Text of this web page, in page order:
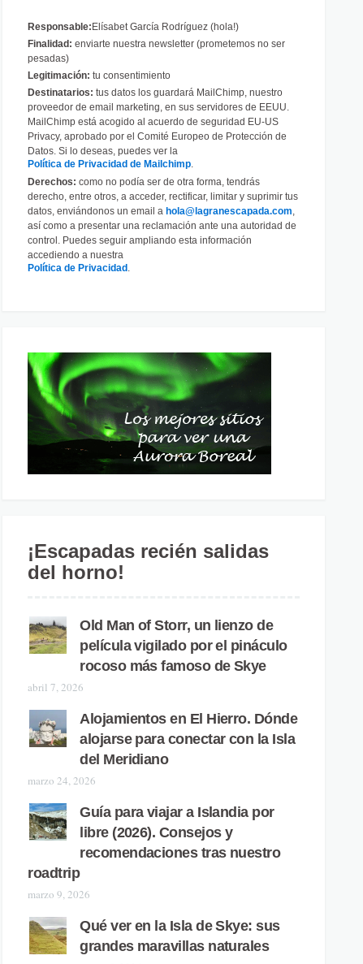
Responsable: Elísabet García Rodríguez (hola!)
Finalidad:enviarte nuestra newsletter (prometemos no ser
pesadas)
Legitimación:tu consentimiento
Destinatarios:tus datos los guardará MailChimp, nuestro
proveedor de email marketing, en sus servidores de EEUU.
MailChimp está acogido al acuerdo de seguridad EU-US
Privacy, aprobado por el Comité Europeo de Protección de
Datos. Si lo deseas, puedes ver la
Política de Privacidad de Mailchimp.
Derechos:como no podía ser de otra forma, tendrás
derecho, entre otros, a acceder, rectificar, limitar y suprimir tus
datos, enviándonos un email a hola@lagranescapada.com,
así como a presentar una reclamación ante una autoridad de
control. Puedes seguir ampliando esta información
accediendo a nuestra
Política de Privacidad .
¡Escapadas recién salidas
del horno!
Old Man of Storr, un lienzo de
película vigilado por el pináculo
rocoso más famoso de Skye
abril 7, 2026
Alojamientos en El Hierro. Dónde
alojarse para conectar con la Isla
del Meridiano
marzo 24, 2026
Guía para viajar a Islandia por
libre (2026). Consejos y
recomendaciones tras nuestro
roadtrip
marzo 9, 2026
Qué ver en la Isla de Skye: sus
grandes maravillas naturales